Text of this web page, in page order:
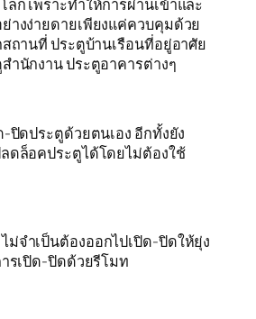
ก เพราะทำให้การผ่านเข้าและ
างง่ายดายเพียงแค่ควบคุมด้วย
ถานที่ ประตูบ้านเรือนที่อยู่อาศัย
ำนักงาน ประตูอาคารต่างๆ
ปิดประตูด้วยตนเอง อีกทั้งยัง
ดล็อคประตูได้โดยไม่ต้องใช้
จำเป็นต้องออกไปเปิด-ปิดให้ยุ่ง
รเปิด-ปิดด้วยรีโมท